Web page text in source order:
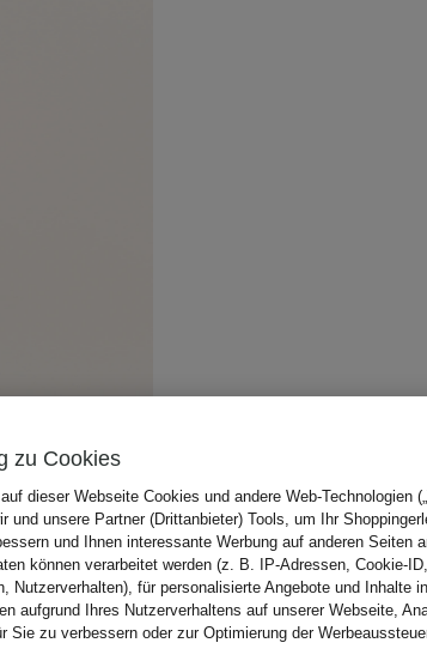
zu Cookies
dieser Webseite Cookies und andere Web-Technologien
und unsere Partner (Drittanbieter) Tools, um Ihr
und Ihnen interessante Werbung auf anderen Seiten
können verarbeitet werden (z. B. IP-Adressen, Cookie-
Nutzerverhalten), für personalisierte Angebote und Inhalte
aufgrund Ihres Nutzerverhaltens auf unserer Webseite,
Sie zu verbessern oder zur Optimierung der